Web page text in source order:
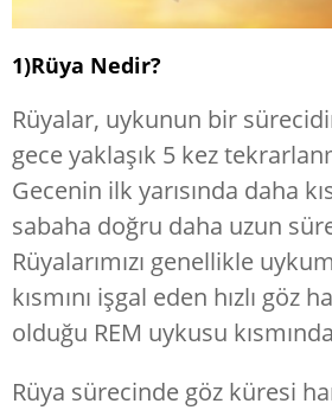
1)Rüya Nedir?
Rüyalar, uykunun bir
gece yaklaşık 5 kez
Gecenin ilk yarısında daha
sabaha doğru daha uzun
Rüyalarımızı genellikle
kısmını işgal eden hızlı göz
olduğu REM uykusu
Rüya sürecinde göz küresi